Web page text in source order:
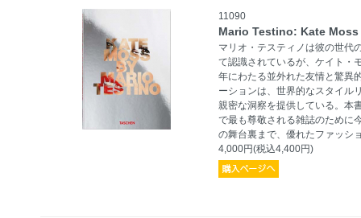
11090
Mario Testino: Kate
マリオ・テスティノは彼の世代
て認識されているが、ケイト・
年にわたる並外れた友情と驚異
ーションは、世界的なスタイル
親密な洞察を提供している。本
で最も尊敬される雑誌のために
の舞台裏まで、優れたファッシ
4,000円(税込4,400円)